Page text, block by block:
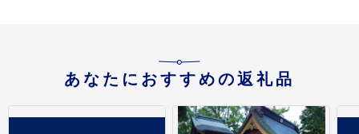
あなたにおすすめの返礼品